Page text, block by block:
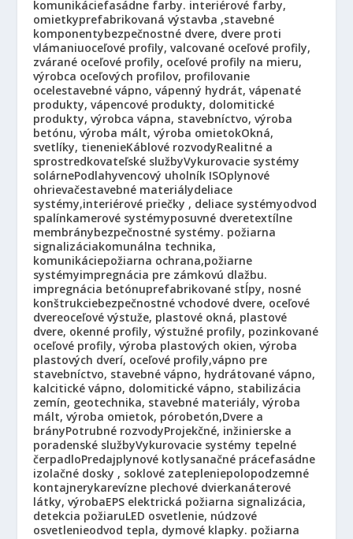
komunikáciefasádne farby. interiérové farby,
omietkyprefabrikovaná výstavba ,stavebné
komponentybezpečnostné dvere, dvere proti
vlámaniuoceľové profily, valcované oceľové profily,
zvárané oceľové profily, oceľové profily na mieru,
výrobca oceľových profilov, profilovanie
ocelestavebné vápno, vápenný hydrát, vápenaté
produkty, vápencové produkty, dolomitické
produkty, výrobca vápna, stavebníctvo, výroba
betónu, výroba mált, výroba omietokOkná,
svetlíky, tienenieKáblové rozvodyRealitné a
sprostredkovateľské službyVykurovacie systémy
solárnePodlahyvencový uholník ISOplynové
ohrievačestavebné materiálydeliace
systémy,interiérové priečky , deliace systémyodvod
spalínkamerové systémyposuvné dveretextílne
membránybezpečnostné systémy. požiarna
signalizáciakomunálna technika,
komunikáciepožiarna ochrana,požiarne
systémyimpregnácia pre zámkovú dlažbu.
impregnácia betónuprefabrikované stĺpy, nosné
konštrukciebezpečnostné vchodové dvere, oceľové
dvereoceľové výstuže, plastové okná, plastové
dvere, okenné profily, výstužné profily, pozinkované
oceľové profily, výroba plastových okien, výroba
plastových dverí, oceľové profily,vápno pre
stavebníctvo, stavebné vápno, hydrátované vápno,
kalcitické vápno, dolomitické vápno, stabilizácia
zemín, geotechnika, stavebné materiály, výroba
mált, výroba omietok, pórobetón,Dvere a
brányPotrubné rozvodyProjekčné, inžinierske a
poradenské službyVykurovacie systémy tepelné
čerpadloPredajplynové kotlysanačné prácefasádne
izolačné dosky , soklové zatepleniepolopodzemné
kontajnerykarevízne plechové dvierkanáterové
látky, výrobaEPS elektrická požiarna signalizácia,
detekcia požiaruLED osvetlenie, núdzové
osvetlenieodvod tepla, dymové klapky. požiarna